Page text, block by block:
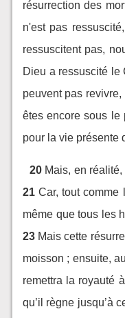
résurrection des
n'est pas
ressuscitent pas,
Dieu a ressuscité le
peuvent pas
êtes encore sous le
pour la vie présente
20 Mais, en
21 Car, tout comme
même que tous les
23 Mais cette
moisson ; ensuite,
remettra la royauté
qu’il règne jusqu’à